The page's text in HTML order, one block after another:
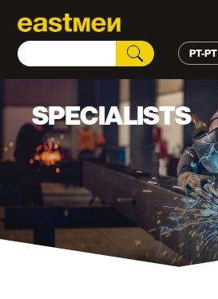
PT-PT
SPECIALISTS